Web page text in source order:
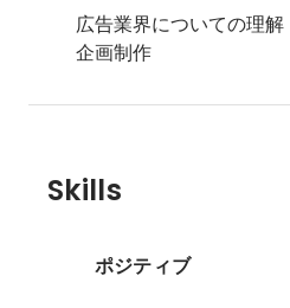
広告業界についての理解
企画制作
Skills
ポジティブ